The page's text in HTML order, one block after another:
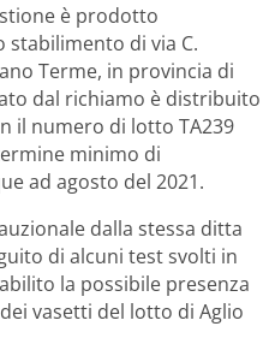
è prodotto
stabilimento di via C.
Terme, in provincia di
dal richiamo è distribuito
il numero di lotto TA239
minimo di
ad agosto del 2021.
dalla stessa ditta
di alcuni test svolti in
la possibile presenza
vasetti del lotto di Aglio